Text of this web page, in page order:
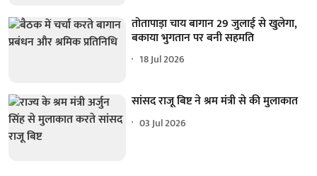
तोतापाड़ा चाय बागान 29 जुलाई से खुलेगा,
बकाया भुगतान पर बनी सहमति
18 Jul 2026
सांसद राजू बिष्ट ने श्रम मंत्री से की मुलाकात
03 Jul 2026